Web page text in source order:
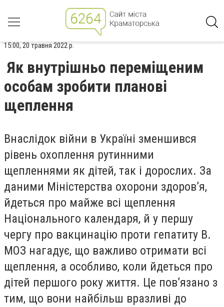
15:00, 20 травня 2022 р.
Як внутрішньо переміщеним
особам зробити планові
щеплення
Внаслідок війни в Україні зменшився
рівень охоплення рутинними
щепленнями як дітей, так і дорослих. За
даними Міністерства охорони здоров’я,
йдеться про майже всі щеплення
Національного календаря, й у першу
чергу про вакцинацію проти гепатиту В.
МОЗ нагадує, що важливо отримати всі
щеплення, а особливо, коли йдеться про
дітей першого року життя. Це пов’язано з
тим, що вони найбільш вразливі до